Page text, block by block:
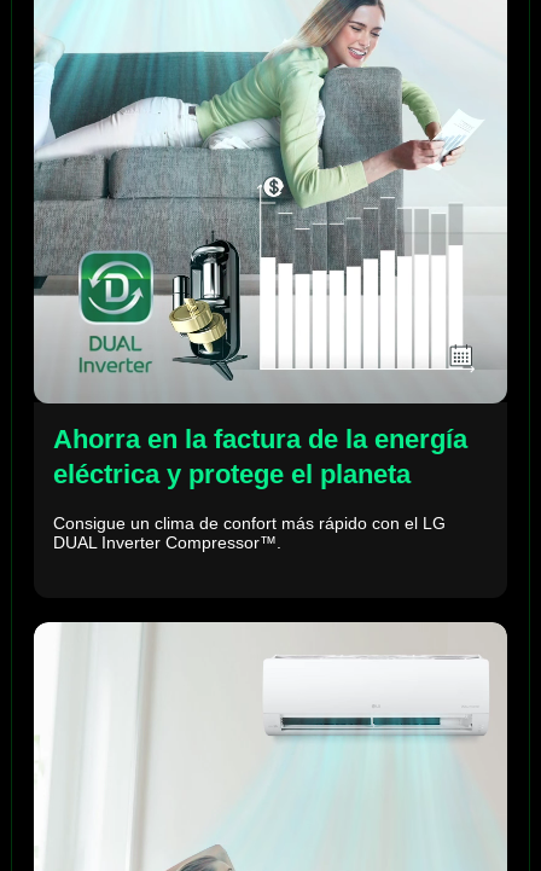
Ahorra en la factura de la energía
eléctrica y protege el planeta
Consigue un clima de confort más rápido con el LG
DUAL Inverter Compressor™.